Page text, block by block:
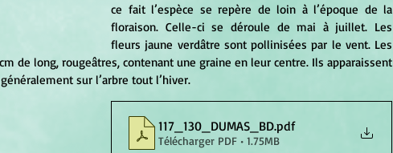
ce fait l’espèce se repère de loin à l’époque de la
floraison. Celle-ci se déroule de mai à juillet. Les
fleurs jaune verdâtre sont pollinisées par le vent. Les
de long, rougeâtres, contenant une graine en leur centre. Ils apparaissent
sur l’arbre tout l’hiver.
117_130_DUMAS_BD.pdf
Télécharger PDF • 1.75MB